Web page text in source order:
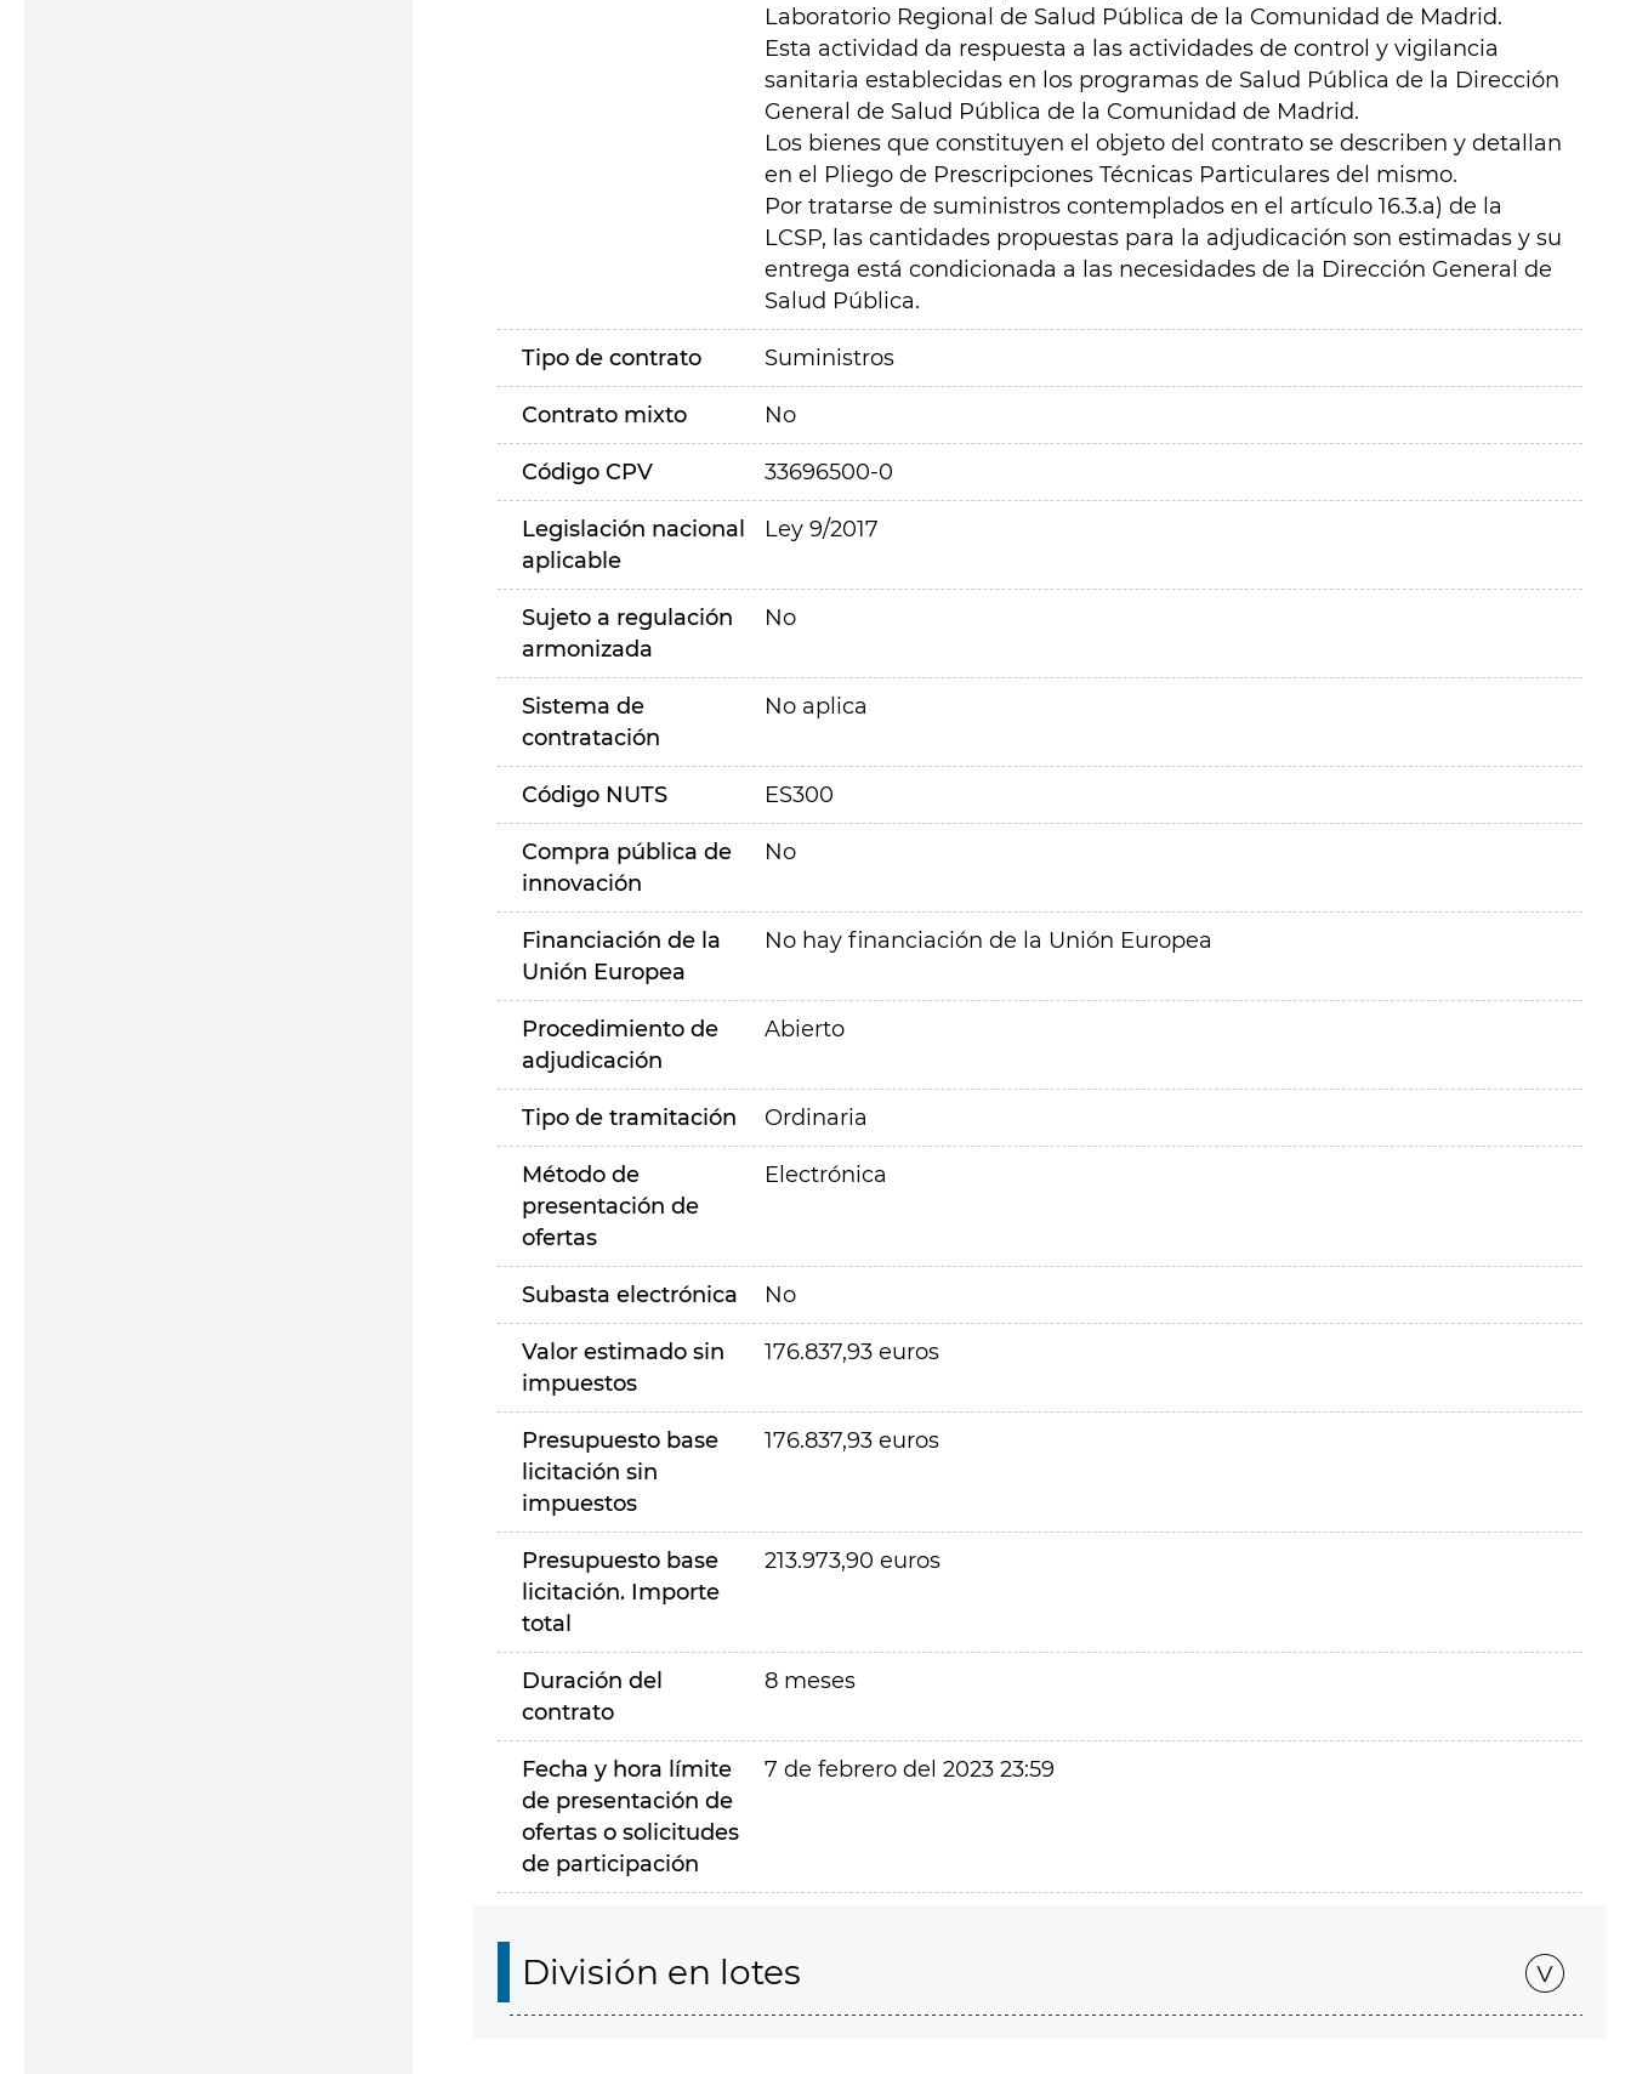
Laboratorio Regional de Salud Pública de la Comunidad de Madrid.
Esta actividad da respuesta a las actividades de control y vigilancia
sanitaria establecidas en los programas de Salud Pública de la Dirección
General de Salud Pública de la Comunidad de Madrid.
Los bienes que constituyen el objeto del contrato se describen y detallan
en el Pliego de Prescripciones Técnicas Particulares del mismo.
Por tratarse de suministros contemplados en el artículo 16.3.a) de la
LCSP, las cantidades propuestas para la adjudicación son estimadas y su
entrega está condicionada a las necesidades de la Dirección General de
Salud Pública.
Tipo de contrato Suministros
Contrato mixto No
Código CPV 33696500-0
Legislación nacional
aplicable
Ley 9/2017
Sujeto a regulación
armonizada
No
Sistema de
contratación
No aplica
Código NUTS ES300
Compra pública de
innovación
No
Financiación de la
Unión Europea
No hay financiación de la Unión Europea
Procedimiento de
adjudicación
Abierto
Tipo de tramitación Ordinaria
Método de
presentación de
ofertas
Electrónica
Subasta electrónica No
Valor estimado sin
impuestos
176.837,93 euros
Presupuesto base
licitación sin
impuestos
176.837,93 euros
Presupuesto base
licitación. Importe
total
213.973,90 euros
Duración del
contrato
8 meses
Fecha y hora límite
de presentación de
ofertas o solicitudes
de participación
7 de febrero del 2023 23:59
División en lotes